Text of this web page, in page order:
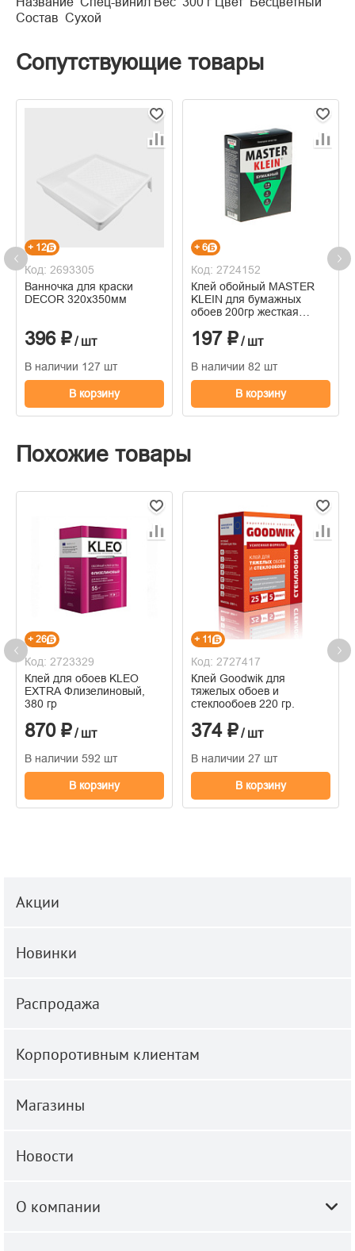
Состав Сухой
Сопутствующие товары
+ 12
Код: 2693305
Ванночка для краски
DECOR 320х350мм
396 ₽/ шт
В наличии 127 шт
В корзину
+ 6
Код: 2724152
Клей обойный MASTER
KLEIN для бумажных
обоев 200гр жесткая
197 ₽/ шт
В наличии 82 шт
В корзину
Похожие товары
+ 26
Код: 2723329
Клей для обоев KLEO
EXTRA Флизелиновый,
380 гр
870 ₽/ шт
В наличии 592 шт
В корзину
+ 11
Код: 2727417
Клей Goodwik для
тяжелых обоев и
стеклообоев 220 гр.
374 ₽/ шт
В наличии 27 шт
В корзину
Акции
Новинки
Распродажа
Корпоротивным клиентам
Магазины
Новости
О компании